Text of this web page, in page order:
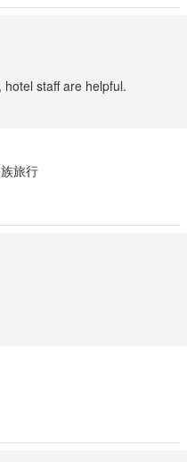
staff are helpful.
旅行